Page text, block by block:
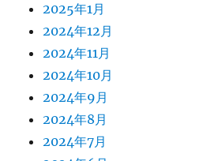
2025年1月
2024年12月
2024年11月
2024年10月
2024年9月
2024年8月
2024年7月